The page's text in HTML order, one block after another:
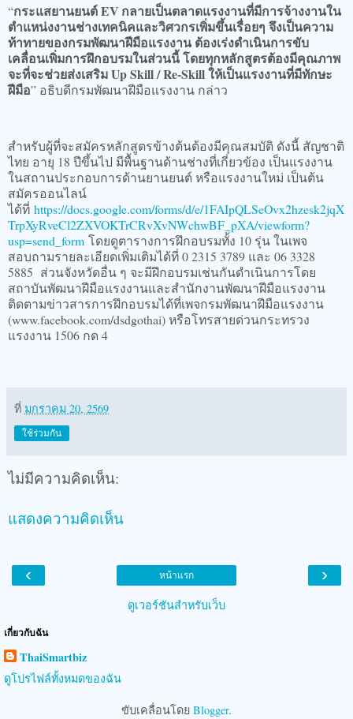
“กระแสยานยนต์ EV กลายเป็นตลาดแรงงานที่มีการจ้างงานใน
ตำแหน่งงานช่างเทคนิคและวิศวกรเพิ่มขึ้นเรื่อยๆ จึงเป็นความ
ท้าทายของกรมพัฒนาฝีมือแรงงาน ต้องเร่งดำเนินการขับ
เคลื่อนเพิ่มการฝึกอบรมในส่วนนี้ โดยทุกหลักสูตรต้องมีคุณภาพ
จะที่จะช่วยส่งเสริม Up Skill / Re-Skill ให้เป็นแรงงานที่มีทักษะ
ฝีมือ” อธิบดีกรมพัฒนาฝีมือแรงงาน กล่าว
สำหรับผู้ที่จะสมัครหลักสูตรข้างต้นต้องมีคุณสมบัติ ดังนี้ สัญชาติ
ไทย อายุ 18 ปีขึ้นไป มีพื้นฐานด้านช่างที่เกี่ยวข้อง เป็นแรงงาน
ในสถานประกอบการด้านยานยนต์ หรือแรงงานใหม่ เป็นต้น
สมัครออนไลน์
ได้ที่ https://docs.google.com/forms/d/e/1FAIpQLSeOvx2hzesk2jqX
TrpXyRveCl2ZXVOKTrCRvXvNWchwBF_pXA/viewform?
usp=send_form โดยดูตารางการฝึกอบรมทั้ง 10 รุ่น ในเพจ
สอบถามรายละเอียดเพิ่มเติมได้ที่ 0 2315 3789 และ 06 3328
5885 ส่วนจังหวัดอื่น ๆ จะมีฝึกอบรมเช่นกันดำเนินการโดย
สถาบันพัฒนาฝีมือแรงงานและสำนักงานพัฒนาฝีมือแรงงาน
ติดตามข่าวสารการฝึกอบรมได้ที่เพจกรมพัฒนาฝีมือแรงงาน
(www.facebook.com/dsdgothai) หรือโทรสายด่วนกระทรวง
แรงงาน 1506 กด 4
ที่ มกราคม 20, 2569
ใช้ร่วมกัน
ไม่มีความคิดเห็น:
แสดงความคิดเห็น
‹ ›
หน้าแรก
ดูเวอร์ชันสำหรับเว็บ
เกี่ยวกับฉัน
ThaiSmartbiz
ดูโปรไฟล์ทั้งหมดของฉัน
ขับเคลื่อนโดย Blogger.